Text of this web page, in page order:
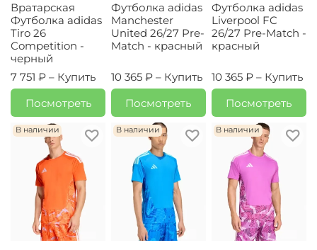
Вратарская
Футболка adidas
Tiro 26
Competition -
черный
7 751 ₽ – Купить
Посмотреть
Футболка adidas
Manchester
United 26/27 Pre-
Match - красный
10 365 ₽ – Купить
Посмотреть
Футболка adidas
Liverpool FC
26/27 Pre-Match -
красный
10 365 ₽ – Купить
Посмотреть
В наличии В наличии В наличии